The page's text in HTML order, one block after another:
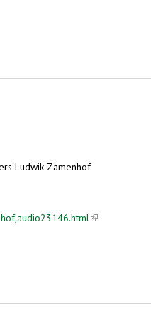
Ludwik Zamenhof
(link is external)